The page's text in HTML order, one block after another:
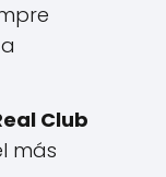
Club
más